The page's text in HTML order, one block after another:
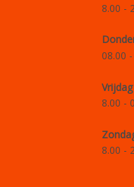
8.00 -
08.00
8.00 -
8.00 -